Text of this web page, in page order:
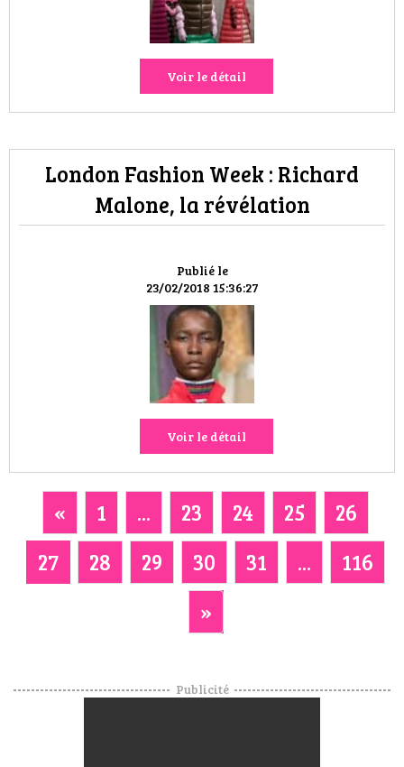
Voir le détail
Publié le
23/02/2018 15:36:27
London Fashion Week : Richard
Malone, la révélation
Voir le détail
« 1 ... 23 24 25
26
27
28 29 30 31 ...
116
»
Publicité